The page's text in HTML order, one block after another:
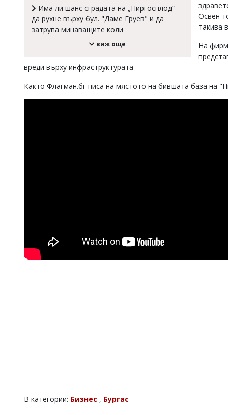
въвеждат
читателите
отговорност
Има ли шанс сградата на „Пиргосплод“
да рухне върху бул. "Даме Груев" и да
затрупа минаващите коли
виж още
Освен
такива
На
вреди върху инфраструктурата
Както Флагман.бг писа на мястото на бившата база на
В категории: Бизнес , Бургас